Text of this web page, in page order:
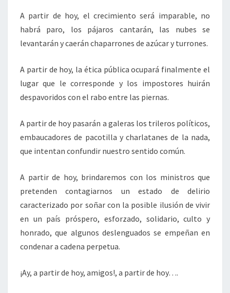
A partir de hoy, el crecimiento será imparable, no
habrá paro, los pájaros cantarán, las nubes se
levantarán y caerán chaparrones de azúcar y turrones.
A partir de hoy, la ética pública ocupará finalmente el
lugar que le corresponde y los impostores huirán
despavoridos con el rabo entre las piernas.
A partir de hoy pasarán a galeras los trileros políticos,
embaucadores de pacotilla y charlatanes de la nada,
que intentan confundir nuestro sentido común.
A partir de hoy, brindaremos con los ministros que
pretenden contagiarnos un estado de delirio
caracterizado por soñar con la posible ilusión de vivir
en un país próspero, esforzado, solidario, culto y
honrado, que algunos deslenguados se empeñan en
condenar a cadena perpetua.
¡Ay, a partir de hoy, amigos!, a partir de hoy….